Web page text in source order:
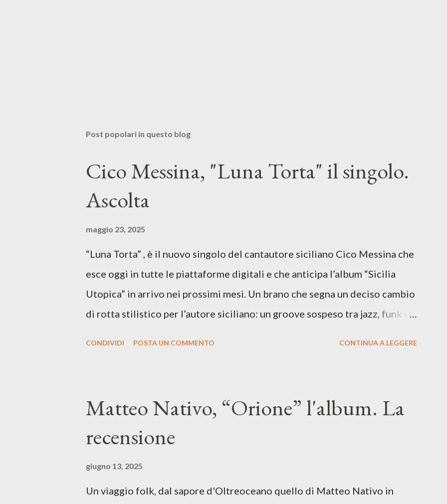
Post popolari in questo blog
Cico Messina, "Luna Torta" il singolo.
Ascolta
maggio 23, 2025
“Luna Torta” , è il nuovo singolo del cantautore siciliano Cico Messina che
esce oggi in tutte le piattaforme digitali e che anticipa l’album “Sicilia
Utopica” in arrivo nei prossimi mesi. Un brano che segna un deciso cambio
di rotta stilistico per l’autore siciliano: un groove sospeso tra jazz, funk e
segnato da guerre, disorientamento e tensioni globali. La canzone
racconta la difficoltà di creare, e perfino di esistere, sotto il peso della
vivere e nel suonare, nel trovare respiro anche quando l’aria sembra farsi
più densa. Il brano è anche una dichiarazione d’intenti: Cico Messina apre
CONDIVIDI POSTA UN COMMENTO CONTINUA A LEGGERE
Matteo Nativo, “Orione” l'album. La
recensione
giugno 13, 2025
Un viaggio folk, dal sapore d'Oltreoceano quello di Matteo Nativo in